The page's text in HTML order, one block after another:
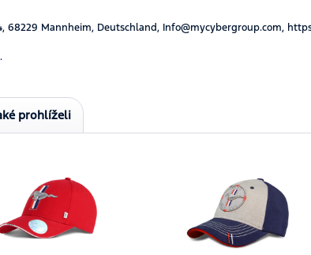
68229 Mannheim, Deutschland, Info@mycybergroup.com,
prohlíželi